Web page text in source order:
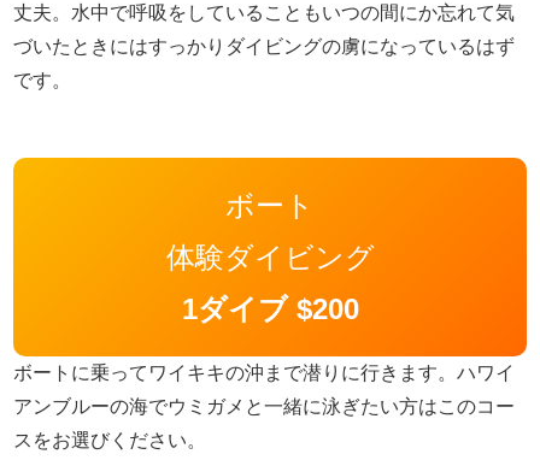
丈夫。水中で呼吸をしていることもいつの間にか忘れて気
づいたときにはすっかりダイビングの虜になっているはず
です。
ボート
体験ダイビング
1ダイブ $200
ボートに乗ってワイキキの沖まで潜りに行きます。ハワイ
アンブルーの海でウミガメと一緒に泳ぎたい方はこのコー
スをお選びください。